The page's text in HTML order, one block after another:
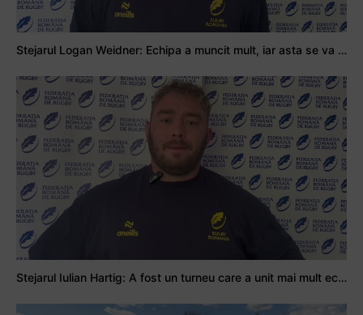
Stejarul Logan Weidner: Echipa a muncit mult, iar asta se va vedea în meciurile de la Nations Cup
Stejarul Iulian Hartig: A fost un turneu care a unit mai mult echipa